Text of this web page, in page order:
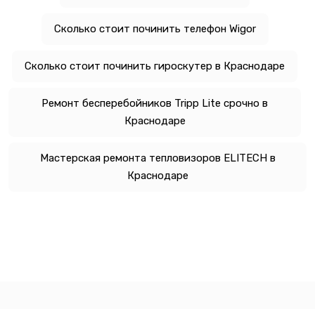
Сколько стоит починить телефон Wigor
Сколько стоит починить гироскутер в Краснодаре
Ремонт бесперебойников Tripp Lite срочно в
Краснодаре
Мастерская ремонта тепловизоров ELITECH в
Краснодаре